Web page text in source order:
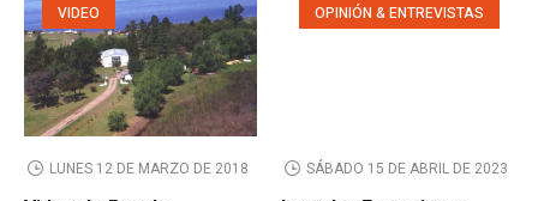
VIDEO
LUNES 12 DE MARZO DE 2018
OPINIÓN & ENTREVISTAS
SÁBADO 15 DE ABRIL DE 2023